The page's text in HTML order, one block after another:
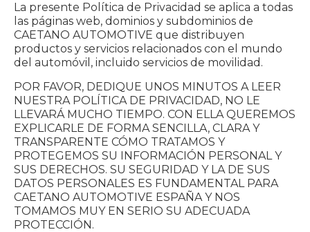
La presente Política de Privacidad se aplica a todas
las páginas web, dominios y subdominios de
CAETANO AUTOMOTIVE que distribuyen
productos y servicios relacionados con el mundo
del automóvil, incluido servicios de movilidad.
POR FAVOR, DEDIQUE UNOS MINUTOS A LEER
NUESTRA POLÍTICA DE PRIVACIDAD, NO LE
LLEVARÁ MUCHO TIEMPO. CON ELLA QUEREMOS
EXPLICARLE DE FORMA SENCILLA, CLARA Y
TRANSPARENTE CÓMO TRATAMOS Y
PROTEGEMOS SU INFORMACIÓN PERSONAL Y
SUS DERECHOS. SU SEGURIDAD Y LA DE SUS
DATOS PERSONALES ES FUNDAMENTAL PARA
CAETANO AUTOMOTIVE ESPAÑA Y NOS
TOMAMOS MUY EN SERIO SU ADECUADA
PROTECCIÓN.